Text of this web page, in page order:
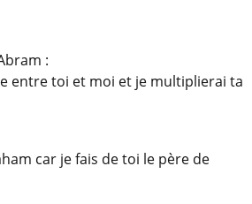
:
entre toi et moi et je multiplierai ta
car je fais de toi le père de